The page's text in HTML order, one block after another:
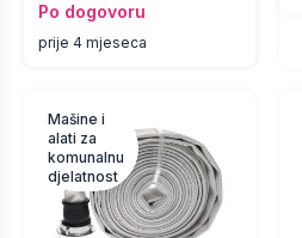
Po dogovoru
prije 4 mjeseca
Mašine i
alati za
komunalnu
djelatnost